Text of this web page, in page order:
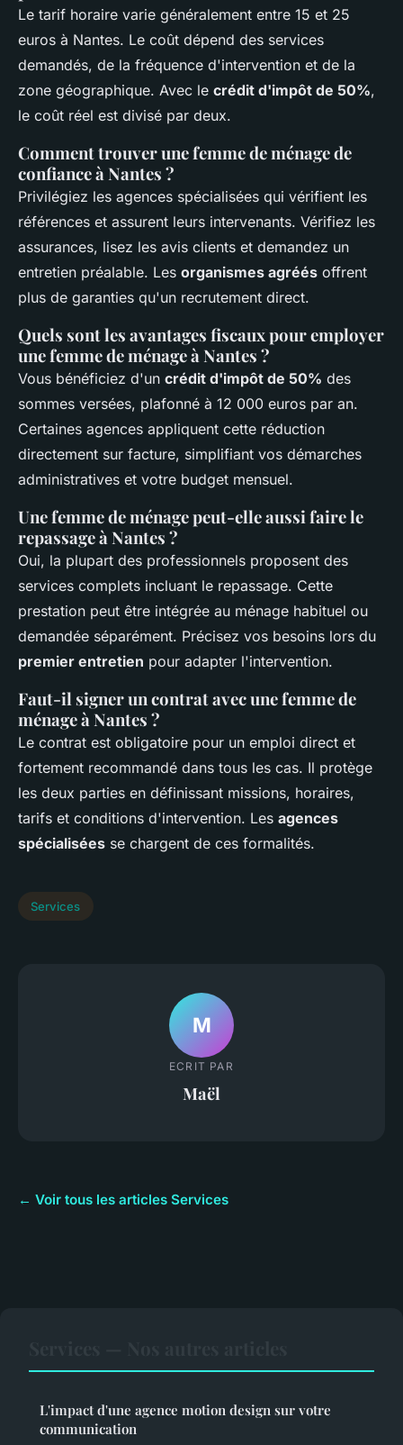
Le tarif horaire varie généralement entre 15 et 25
euros à Nantes. Le coût dépend des services
demandés, de la fréquence d'intervention et de la
zone géographique. Avec le crédit d'impôt de 50%,
le coût réel est divisé par deux.
Comment trouver une femme de ménage de
confiance à Nantes ?
Privilégiez les agences spécialisées qui vérifient les
références et assurent leurs intervenants. Vérifiez les
assurances, lisez les avis clients et demandez un
entretien préalable. Les organismes agréés offrent
plus de garanties qu'un recrutement direct.
Quels sont les avantages fiscaux pour employer
une femme de ménage à Nantes ?
Vous bénéficiez d'un crédit d'impôt de 50% des
sommes versées, plafonné à 12 000 euros par an.
Certaines agences appliquent cette réduction
directement sur facture, simplifiant vos démarches
administratives et votre budget mensuel.
Une femme de ménage peut-elle aussi faire le
repassage à Nantes ?
Oui, la plupart des professionnels proposent des
services complets incluant le repassage. Cette
prestation peut être intégrée au ménage habituel ou
demandée séparément. Précisez vos besoins lors du
premier entretien pour adapter l'intervention.
Faut-il signer un contrat avec une femme de
ménage à Nantes ?
Le contrat est obligatoire pour un emploi direct et
fortement recommandé dans tous les cas. Il protège
les deux parties en définissant missions, horaires,
tarifs et conditions d'intervention. Les agences
spécialisées se chargent de ces formalités.
Services
M
ECRIT PAR
Maël
← Voir tous les articles Services
L'impact d'une agence motion design sur votre
communication